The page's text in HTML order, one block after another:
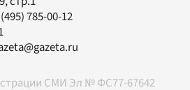
785-00-12
СМИ Эл № ФС77-67642